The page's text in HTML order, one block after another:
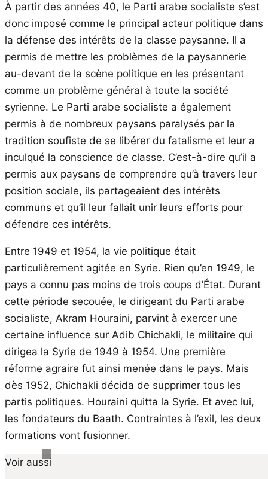
À partir des années 40, le Parti arabe socialiste s’est
donc imposé comme le principal acteur politique dans
la défense des intérêts de la classe paysanne. Il a
permis de mettre les problèmes de la paysannerie
au-devant de la scène politique en les présentant
comme un problème général à toute la société
syrienne. Le Parti arabe socialiste a également
permis à de nombreux paysans paralysés par la
tradition soufiste de se libérer du fatalisme et leur a
inculqué la conscience de classe. C’est-à-dire qu’il a
permis aux paysans de comprendre qu’à travers leur
position sociale, ils partageaient des intérêts
communs et qu’il leur fallait unir leurs efforts pour
défendre ces intérêts.
Entre 1949 et 1954, la vie politique était
particulièrement agitée en Syrie. Rien qu’en 1949, le
pays a connu pas moins de trois coups d’État. Durant
cette période secouée, le dirigeant du Parti arabe
socialiste, Akram Houraini, parvint à exercer une
certaine influence sur Adib Chichakli, le militaire qui
dirigea la Syrie de 1949 à 1954. Une première
réforme agraire fut ainsi menée dans le pays. Mais
dès 1952, Chichakli décida de supprimer tous les
partis politiques. Houraini quitta la Syrie. Et avec lui,
les fondateurs du Baath. Contraintes à l’exil, les deux
formations vont fusionner.